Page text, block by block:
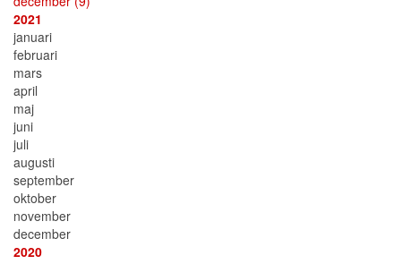
2021
januari
februari
mars
april
maj
juni
juli
augusti
september
oktober
november
december
2020